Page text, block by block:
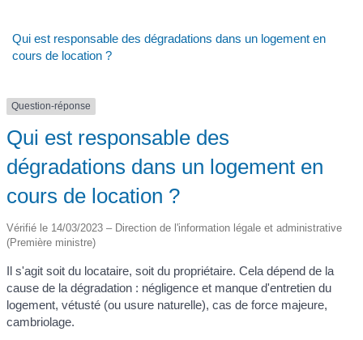
Qui est responsable des dégradations dans un logement en
cours de location ?
Question-réponse
Qui est responsable des
dégradations dans un logement en
cours de location ?
Vérifié le 14/03/2023 – Direction de l'information légale et administrative
(Première ministre)
Il s'agit soit du locataire, soit du propriétaire. Cela dépend de la
cause de la dégradation : négligence et manque d'entretien du
logement, vétusté (ou usure naturelle), cas de force majeure,
cambriolage.